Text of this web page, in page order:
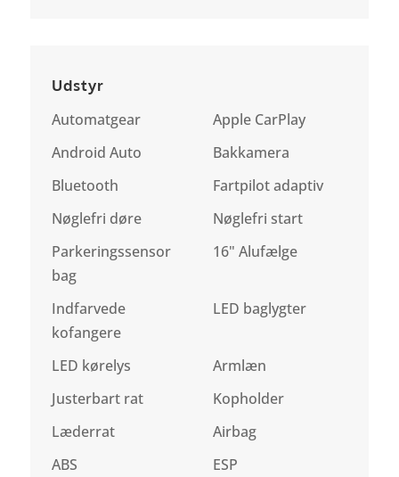
Udstyr
Automatgear
Apple CarPlay
Android Auto
Bakkamera
Bluetooth
Fartpilot adaptiv
Nøglefri døre
Nøglefri start
Parkeringssensor
bag
16" Alufælge
Indfarvede
kofangere
LED baglygter
LED kørelys
Armlæn
Justerbart rat
Kopholder
Læderrat
Airbag
ABS
ESP